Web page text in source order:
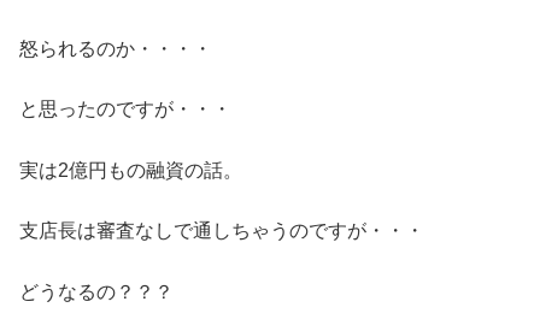
怒られるのか・・・・
と思ったのですが・・・
実は2億円もの融資の話。
支店長は審査なしで通しちゃうのですが・・・
どうなるの？？？